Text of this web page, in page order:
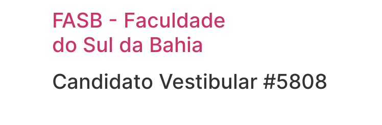
FASB - Faculdade
do Sul da Bahia
Candidato Vestibular #5808